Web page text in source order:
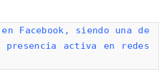
Facebook, siendo una de
presencia activa en redes